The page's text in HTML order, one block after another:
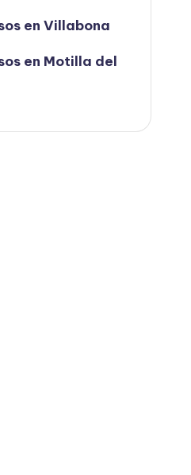
en Villabona
en Motilla del